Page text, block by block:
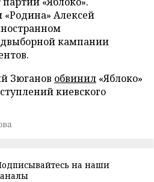
Алексей
кампании
Зюганов обвинил «Яблоко»
киевского
на наши